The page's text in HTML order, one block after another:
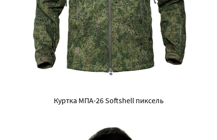
Куртка МПА-26 Softshell пиксель